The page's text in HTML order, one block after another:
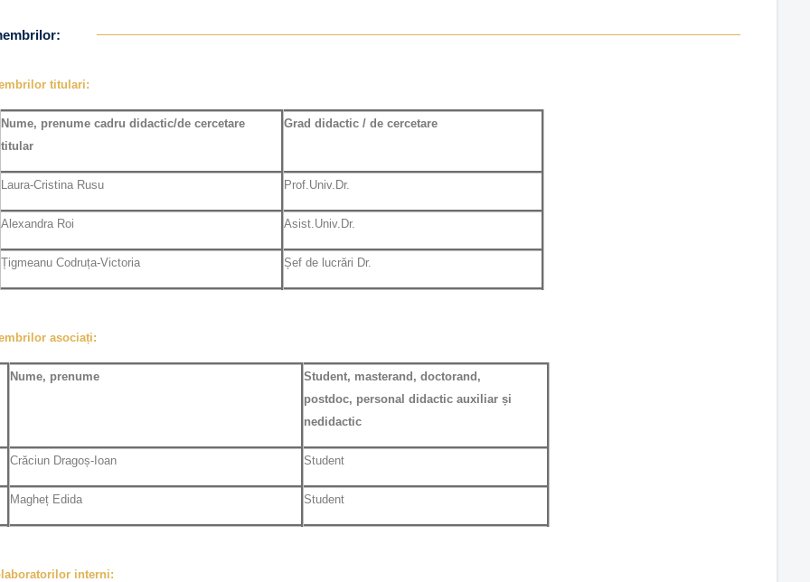
titulari:
Nume, prenume cadru didactic/de cercetare
titular
Grad didactic / de cercetare
Laura-Cristina Rusu Prof.Univ.Dr.
Alexandra Roi Asist.Univ.Dr.
Țigmeanu Codruța-Victoria Șef de lucrări Dr.
asociați:
Nume, prenume
Student, masterand, doctorand,
postdoc, personal didactic auxiliar și
nedidactic
Crăciun Dragoș-Ioan Student
Magheț Edida Student
interni: